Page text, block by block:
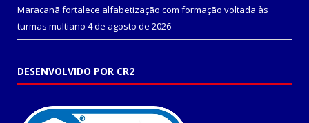
Maracanã fortalece alfabetização com formação voltada às
turmas multiano 4 de agosto de 2026
DESENVOLVIDO POR CR2